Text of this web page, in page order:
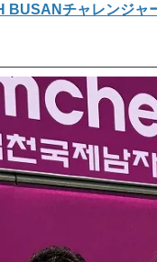
BUSANチャレンジャ